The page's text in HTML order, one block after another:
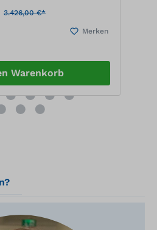
V, 56I/min Automatik-
3.426,00 €*
Merken
Warenkorb